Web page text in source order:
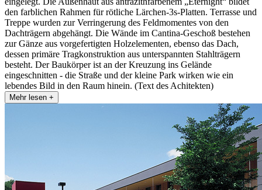
den farblichen Rahmen für rötliche Lärchen-3s-Platten. Terrasse und
Treppe wurden zur Verringerung des Feldmomentes von den
Dachträgern abgehängt. Die Wände im Cantina-Geschoß bestehen
zur Gänze aus vorgefertigten Holzelementen, ebenso das Dach,
dessen primäre Tragkonstruktion aus unterspannten Stahlträgern
besteht. Der Baukörper ist an der Kreuzung ins Gelände
eingeschnitten - die Straße und der kleine Park wirken wie ein
lebendes Bild in den Raum hinein. (Text des Achitekten)
Mehr lesen +